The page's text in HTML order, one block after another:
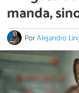
manda,
PorAlejandro